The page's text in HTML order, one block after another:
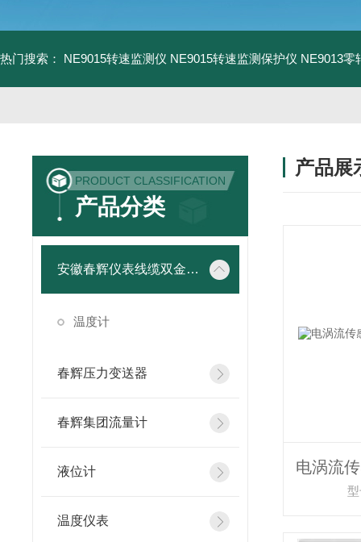
热门搜索： NE9015转速监测仪 NE9015转速监测保护仪 NE9013零
PRODUCT CLASSIFICATION
产品分类
安徽春辉仪表线缆双金属温度计
温度计
春辉压力变送器
春辉集团流量计
液位计
温度仪表
产品展